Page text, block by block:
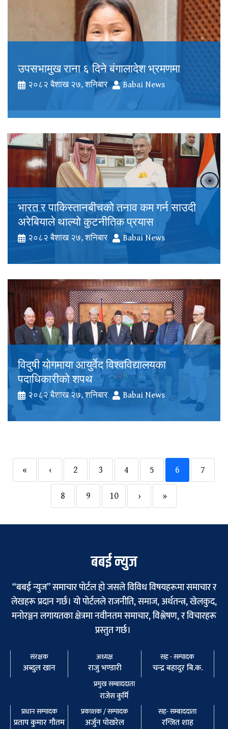
उपसभामुख राना ६ दिने बंगालादेश भ्रमणमा
२०८२ बैशाख २७, शनिबार Babai News
भारत र पाकिस्तानबीचको तनाव कम गर्न साउदी
अरेबियाले थाल्यो कुटनीतिक प्रयास
२०८२ बैशाख २७, शनिबार Babai News
विदुषी योगमाया आयुर्वेद विश्वविद्यालयका
पदाधिकारीको शपथ
२०८२ बैशाख २७, शनिबार Babai News
« ‹ 2 3 4 5 6 7
8 9 10 › »
बबई न्युज
“बबई न्युज” समाचार पोर्टल हो जसले विविध विषयहरूमा समाचार र
लेखहरू प्रदान गर्छ। यो पोर्टलले राजनीति, समाज, अर्थतन्त्र, खेलकुद,
मनोरञ्जन लगायतका क्षेत्रमा नवीनतम समाचार, विश्लेषण, र विचारहरू
प्रस्तुत गर्छ।
संरक्षक
अब्दुल खान
अध्यक्ष
राजु भण्डारी
सह - सम्पादक
चन्द्र बहादुर बि.क.
प्रमुख सम्बाददाता
राजेस कुर्मि
प्रधान सम्पादक
प्रताप कुमार गौतम
प्रकाशक / सम्पादक
अर्जुन पाेखरेल
सह- सम्बाददाता
रन्जित शाह